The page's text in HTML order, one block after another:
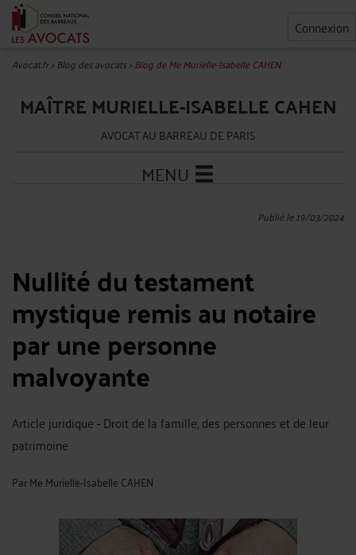
Connexion
Avocat.fr>Blog des avocats>Blog de Me Murielle-Isabelle CAHEN
MAÎTRE MURIELLE-ISABELLE CAHEN
AVOCAT AU BARREAU DE PARIS
MENU
Publié le 19/03/2024
Nullité du testament
mystique remis au notaire
par une personne
malvoyante
Article juridique - Droit de la famille, des personnes et de leur
patrimoine
ParMe Murielle-Isabelle CAHEN